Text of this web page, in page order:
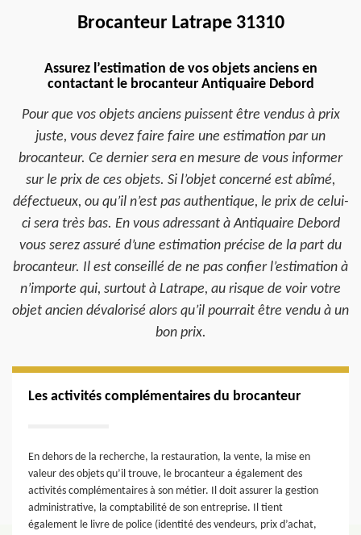
Brocanteur Latrape 31310
Assurez l’estimation de vos objets anciens en
contactant le brocanteur Antiquaire Debord
Pour que vos objets anciens puissent être vendus à prix
juste, vous devez faire faire une estimation par un
brocanteur. Ce dernier sera en mesure de vous informer
sur le prix de ces objets. Si l’objet concerné est abîmé,
défectueux, ou qu’il n’est pas authentique, le prix de celui-
ci sera très bas. En vous adressant à Antiquaire Debord
vous serez assuré d’une estimation précise de la part du
brocanteur. Il est conseillé de ne pas confier l’estimation à
n’importe qui, surtout à Latrape, au risque de voir votre
objet ancien dévalorisé alors qu’il pourrait être vendu à un
bon prix.
Les activités complémentaires du brocanteur
En dehors de la recherche, la restauration, la vente, la mise en
valeur des objets qu’il trouve, le brocanteur a également des
activités complémentaires à son métier. Il doit assurer la gestion
administrative, la comptabilité de son entreprise. Il tient
également le livre de police (identité des vendeurs, prix d’achat,